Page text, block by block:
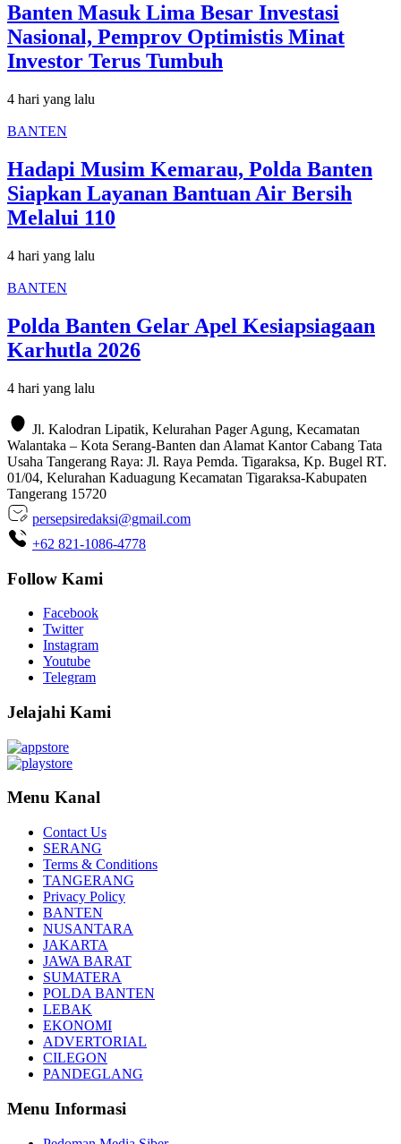
Banten Masuk Lima Besar Investasi
Nasional, Pemprov Optimistis Minat
Investor Terus Tumbuh
4 hari yang lalu
BANTEN
Hadapi Musim Kemarau, Polda Banten
Siapkan Layanan Bantuan Air Bersih
Melalui 110
4 hari yang lalu
BANTEN
Polda Banten Gelar Apel Kesiapsiagaan
Karhutla 2026
4 hari yang lalu
Jl. Kalodran Lipatik, Kelurahan Pager Agung, Kecamatan
Walantaka – Kota Serang-Banten dan Alamat Kantor Cabang Tata
Usaha Tangerang Raya: Jl. Raya Pemda. Tigaraksa, Kp. Bugel RT.
01/04, Kelurahan Kaduagung Kecamatan Tigaraksa-Kabupaten
Tangerang 15720
persepsiredaksi@gmail.com
+62 821-1086-4778
Follow Kami
Facebook
Twitter
Instagram
Youtube
Telegram
Jelajahi Kami
Menu Kanal
Contact Us
SERANG
Terms & Conditions
TANGERANG
Privacy Policy
BANTEN
NUSANTARA
JAKARTA
JAWA BARAT
SUMATERA
POLDA BANTEN
LEBAK
EKONOMI
ADVERTORIAL
CILEGON
PANDEGLANG
Menu Informasi